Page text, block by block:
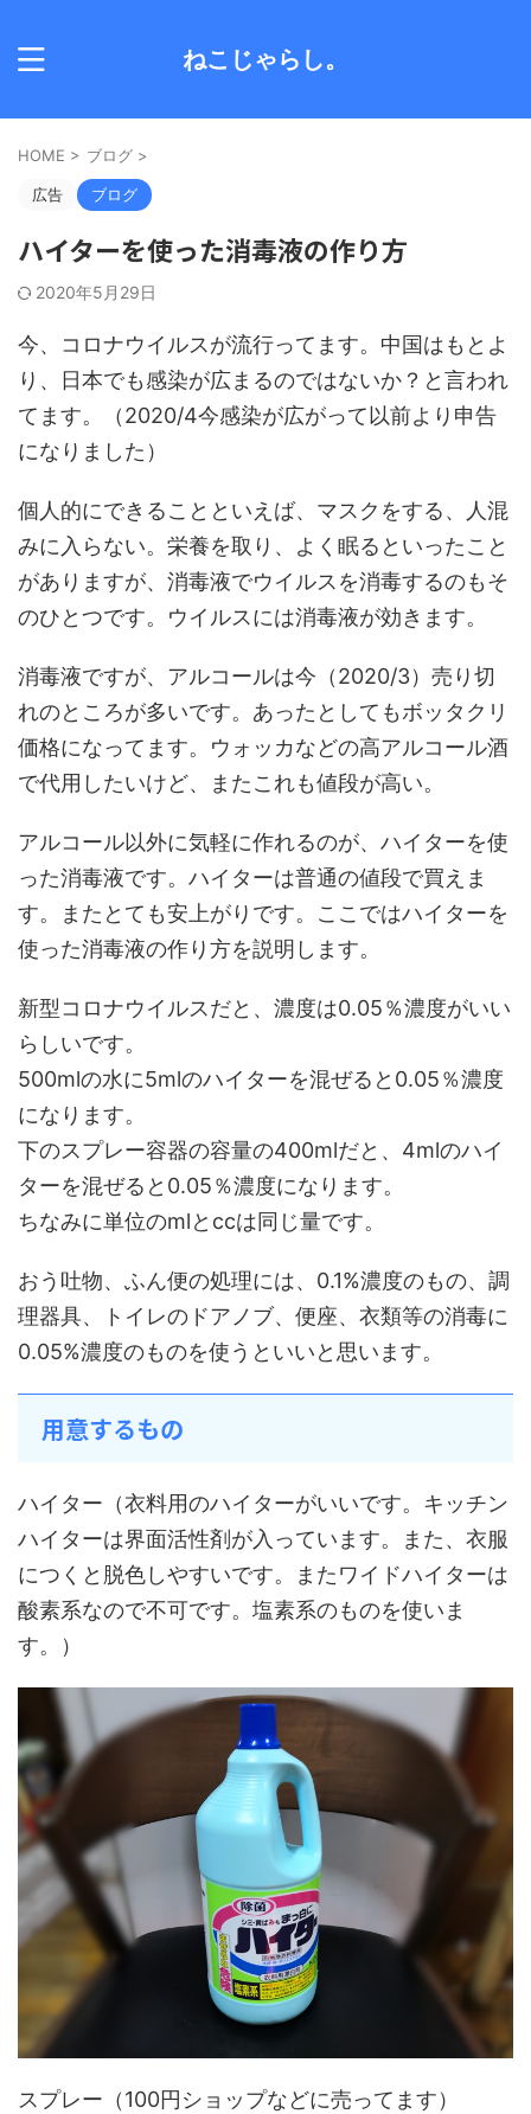
ねこじゃらし。
HOME > ブログ >
広告 ブログ
ハイターを使った消毒液の作り方
2020年5月29日
今、コロナウイルスが流行ってます。中国はもとよ
り、日本でも感染が広まるのではないか？と言われ
てます。（2020/4今感染が広がって以前より申告
になりました）
個人的にできることといえば、マスクをする、人混
みに入らない。栄養を取り、よく眠るといったこと
がありますが、消毒液でウイルスを消毒するのもそ
のひとつです。ウイルスには消毒液が効きます。
消毒液ですが、アルコールは今（2020/3）売り切
れのところが多いです。あったとしてもボッタクリ
価格になってます。ウォッカなどの高アルコール酒
で代用したいけど、またこれも値段が高い。
アルコール以外に気軽に作れるのが、ハイターを使
った消毒液です。ハイターは普通の値段で買えま
す。またとても安上がりです。ここではハイターを
使った消毒液の作り方を説明します。
新型コロナウイルスだと、濃度は0.05％濃度がいい
らしいです。
500mlの水に5mlのハイターを混ぜると0.05％濃度
になります。
下のスプレー容器の容量の400mlだと、4mlのハイ
ターを混ぜると0.05％濃度になります。
ちなみに単位のmlとccは同じ量です。
おう吐物、ふん便の処理には、0.1%濃度のもの、調
理器具、トイレのドアノブ、便座、衣類等の消毒に
0.05%濃度のものを使うといいと思います。
用意するもの
ハイター（衣料用のハイターがいいです。キッチン
ハイターは界面活性剤が入っています。また、衣服
につくと脱色しやすいです。またワイドハイターは
酸素系なので不可です。塩素系のものを使いま
す。）
スプレー（100円ショップなどに売ってます）